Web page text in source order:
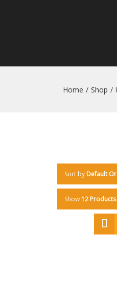
Home / Shop /
Sort by Default
Show12 Products